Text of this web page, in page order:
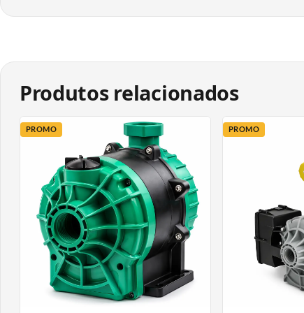
O sistema all in one inclui vaso de expansão, transdutor
proteções asseguram maior durabilidade, reduzem
Características técnicas:
Modelo: Smart 700 – 1 CV
Potência: 1 CV
Tensão: 220 V monofásico
Corrente máxima: 4,1 a 8,8 A
Vazão máxima: 120 litros por minuto (7,2 m3 por hora)
Pressão máxima de recalque: 36 mca
Pressão máxima na sucção: 30 mca
Faixa de operação recomendada: 10 a 30 mca
Produtos relacionados
PROMO PROMO